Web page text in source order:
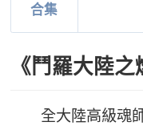
合集
《鬥羅大陸
全大陸高級魂